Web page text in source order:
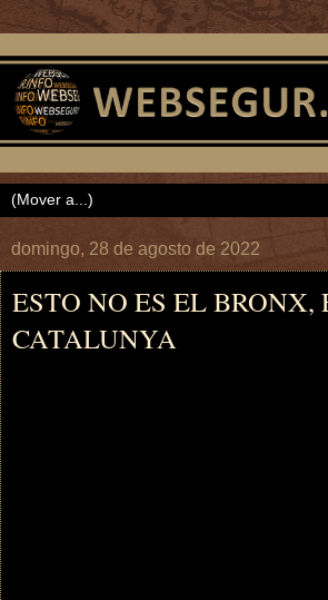
domingo, 28 de agosto de 2022
ESTO NO ES EL BRONX,
CATALUNYA